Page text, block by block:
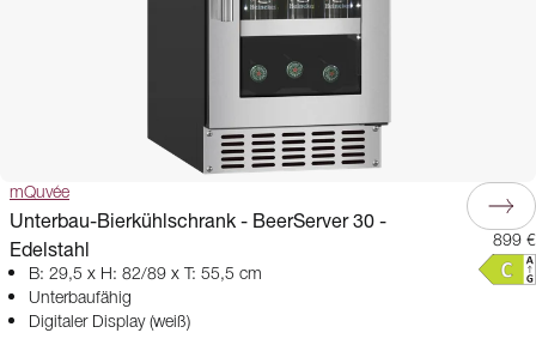
mQuvée
Unterbau-Bierkühlschrank - BeerServer 30 -
Edelstahl
B: 29,5 x H: 82/89 x T: 55,5 cm
Unterbaufähig
Digitaler Display (weiß)
899 €